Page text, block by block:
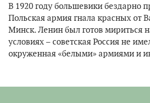
В 1920 году большевики бездарно
Польская армия гнала красных от
Минск. Ленин был готов мириться
условиях – советская Россия не
окруженная «белыми» армиями и